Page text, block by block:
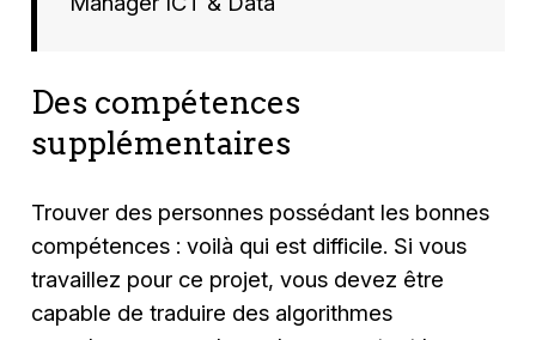
Des compétences
supplémentaires
Trouver des personnes possédant les bonnes
compétences : voilà qui est difficile. Si vous
travaillez pour ce projet, vous devez être
capable de traduire des algorithmes